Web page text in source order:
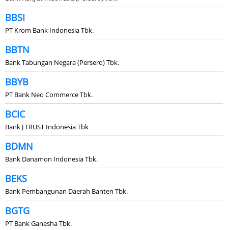
BBSI
PT Krom Bank Indonesia Tbk.
BBTN
Bank Tabungan Negara (Persero) Tbk.
BBYB
PT Bank Neo Commerce Tbk.
BCIC
Bank J TRUST Indonesia Tbk
BDMN
Bank Danamon Indonesia Tbk.
BEKS
Bank Pembangunan Daerah Banten Tbk.
BGTG
PT Bank Ganesha Tbk.